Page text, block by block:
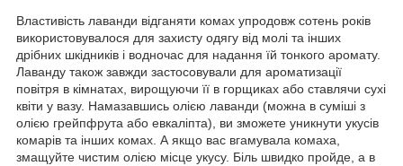
Властивість лаванди відганяти комах упродовж сотень років
використовувалося для захисту одягу від молі та інших
дрібних шкідників і водночас для надання їй тонкого аромату.
Лаванду також завжди застосовували для ароматизації
повітря в кімнатах, вирощуючи її в горщиках або ставлячи сухі
квіти у вазу. Намазавшись олією лаванди (можна в суміші з
олією грейпфрута або евкаліпта), ви зможете уникнути укусів
комарів та інших комах. А якщо вас вгамувала комаха,
змащуйте чистим олією місце укусу. Біль швидко пройде, а в